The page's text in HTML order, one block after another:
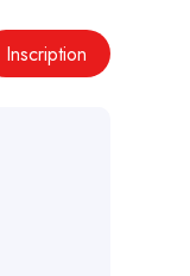
Inscription